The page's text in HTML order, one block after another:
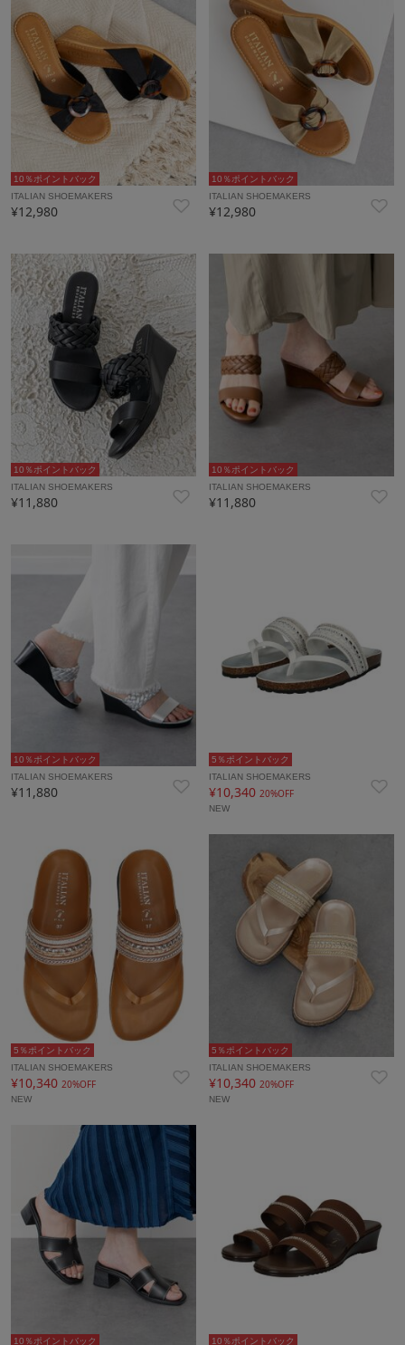
10％ポイントバック
ITALIAN SHOEMAKERS
¥12,980
10％ポイントバック
ITALIAN SHOEMAKERS
¥12,980
10％ポイントバック
ITALIAN SHOEMAKERS
¥11,880
10％ポイントバック
ITALIAN SHOEMAKERS
¥11,880
10％ポイントバック
ITALIAN SHOEMAKERS
¥11,880
5％ポイントバック
ITALIAN SHOEMAKERS
¥10,34020%OFF
NEW
5％ポイントバック
ITALIAN SHOEMAKERS
¥10,340 20%OFF
NEW
5％ポイントバック
ITALIAN SHOEMAKERS
¥10,34020%OFF
NEW
10％ポイントバック
10％ポイントバック